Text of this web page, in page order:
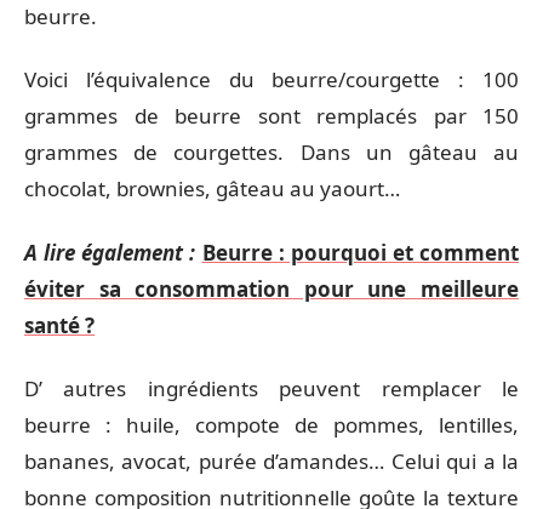
beurre.
Voici l’équivalence du beurre/courgette : 100
grammes de beurre sont remplacés par 150
grammes de courgettes. Dans un gâteau au
chocolat, brownies, gâteau au yaourt…
A lire également : Beurre : pourquoi et comment
éviter sa consommation pour une meilleure
santé ?
D’ autres ingrédients peuvent remplacer le
beurre : huile, compote de pommes, lentilles,
bananes, avocat, purée d’amandes… Celui qui a la
bonne composition nutritionnelle goûte la texture